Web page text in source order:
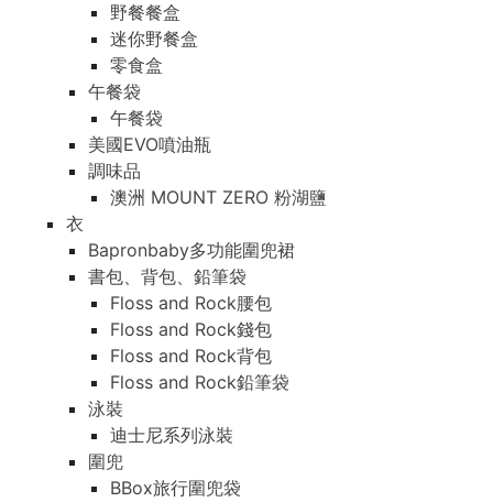
野餐餐盒
迷你野餐盒
零食盒
午餐袋
午餐袋
美國EVO噴油瓶
調味品
澳洲 MOUNT ZERO 粉湖鹽
衣
Bapronbaby多功能圍兜裙
書包、背包、鉛筆袋
Floss and Rock腰包
Floss and Rock錢包
Floss and Rock背包
Floss and Rock鉛筆袋
泳裝
迪士尼系列泳裝
圍兜
BBox旅行圍兜袋